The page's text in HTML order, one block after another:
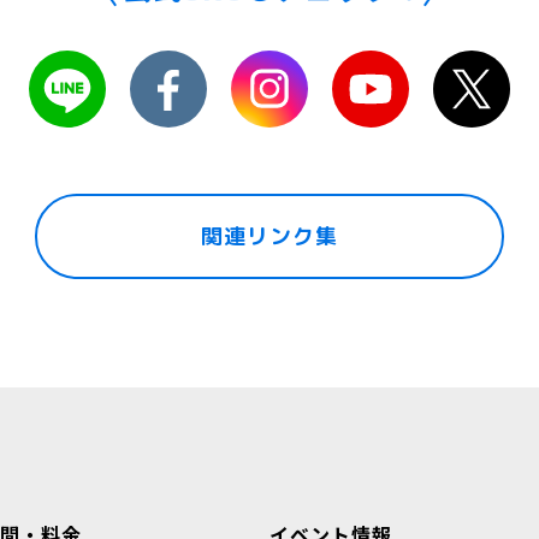
関連リンク集